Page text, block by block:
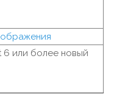
6 или более новый